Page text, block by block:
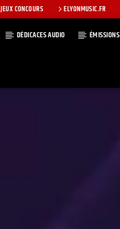
JEUX CONCOURS ELYONMUSIC.FR
DÉDICACES AUDIO ÉMISSIONS